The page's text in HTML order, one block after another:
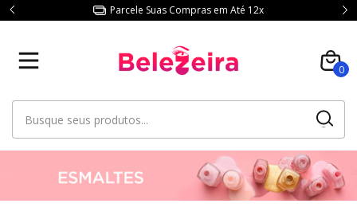
Consulte Frete p/ sua Região.
0